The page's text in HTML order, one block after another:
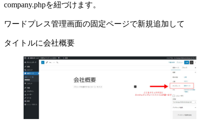
company.phpを紐づけます。
ワードプレス管理画面の固定ページで新規追加して
タイトルに会社概要